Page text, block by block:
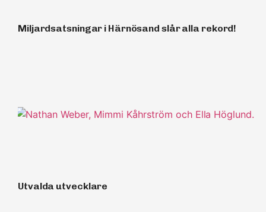
Miljardsatsningar i Härnösand slår alla rekord!
Utvalda utvecklare